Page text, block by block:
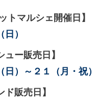
トマルシェ開催日】
）
ュー販売日】
日）～２１（月・祝）
ド販売日】